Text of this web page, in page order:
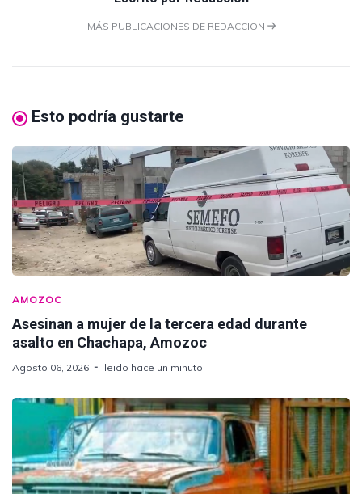
MÁS PUBLICACIONES DE REDACCION
Esto podría gustarte
AMOZOC
Asesinan a mujer de la tercera edad durante
asalto en Chachapa, Amozoc
Agosto 06, 2026 leido hace un minuto